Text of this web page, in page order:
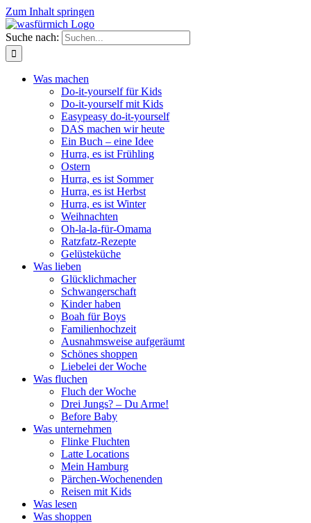
Zum Inhalt springen
Suche nach:
Was machen
Do-it-yourself für Kids
Do-it-yourself mit Kids
Easypeasy do-it-yourself
DAS machen wir heute
Ein Buch – eine Idee
Hurra, es ist Frühling
Ostern
Hurra, es ist Sommer
Hurra, es ist Herbst
Hurra, es ist Winter
Weihnachten
Oh-la-la-für-Omama
Ratzfatz-Rezepte
Gelüsteküche
Was lieben
Glücklichmacher
Schwangerschaft
Kinder haben
Boah für Boys
Familienhochzeit
Ausnahmsweise aufgeräumt
Schönes shoppen
Liebelei der Woche
Was fluchen
Fluch der Woche
Drei Jungs? – Du Arme!
Before Baby
Was unternehmen
Flinke Fluchten
Latte Locations
Mein Hamburg
Pärchen-Wochenenden
Reisen mit Kids
Was lesen
Was shoppen